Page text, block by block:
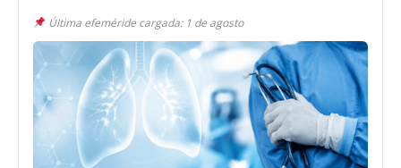
Última efeméride cargada: 1 de agosto